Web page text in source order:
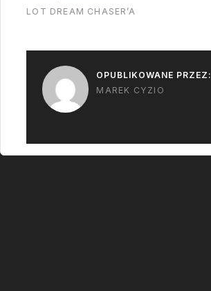
LOT DREAM CHASER’A
OPUBLIKOWANE PRZEZ:
MAREK CYZIO